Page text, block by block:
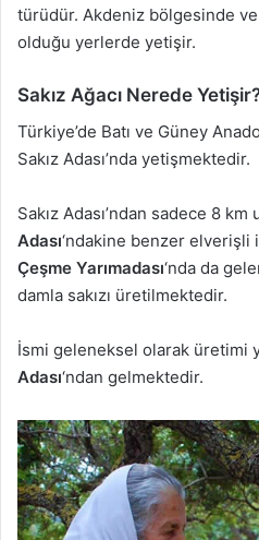
türüdür. Akdeniz bölgesinde
olduğu yerlerde yetişir.
Sakız Ağacı Nerede
Türkiye’de Batı ve Güney
Sakız Adası’nda yetişmektedir.
Sakız Adası’ndan sadece 8 km
Adası‘ndakine benzer elverişli
Çeşme Yarımadası‘nda da
damla sakızı üretilmektedir.
İsmi geleneksel olarak üretimi
Adası‘ndan gelmektedir.